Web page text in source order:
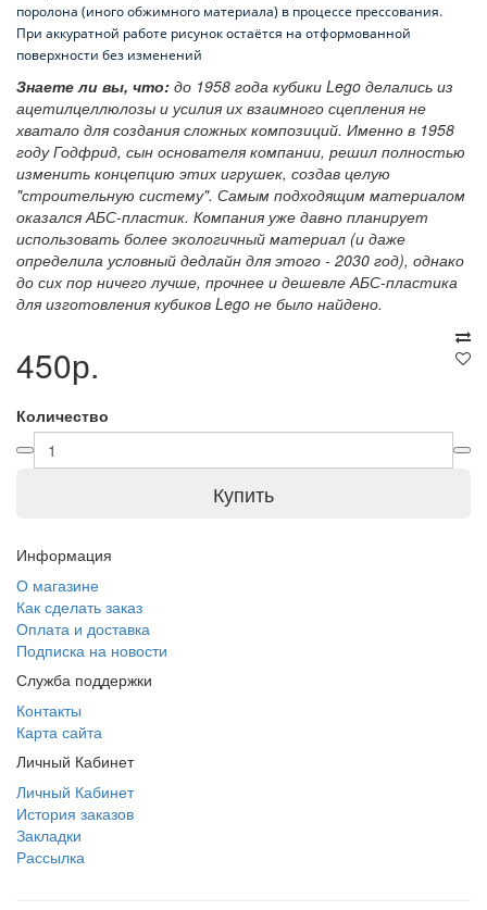
поролона (иного обжимного материала) в процессе прессования.
При аккуратной работе рисунок остаётся на отформованной
поверхности без изменений
Знаете ли вы, что: до 1958 года кубики Lego делались из
ацетилцеллюлозы и усилия их взаимного сцепления не
хватало для создания сложных композиций. Именно в 1958
году Годфрид, сын основателя компании, решил полностью
изменить концепцию этих игрушек, создав целую
"строительную систему". Самым подходящим материалом
оказался АБС-пластик. Компания уже давно планирует
использовать более экологичный материал (и даже
определила условный дедлайн для этого - 2030 год), однако
до сих пор ничего лучше, прочнее и дешевле АБС-пластика
для изготовления кубиков Lego не было найдено.
450р.
Количество
Купить
Информация
О магазине
Как сделать заказ
Оплата и доставка
Подписка на новости
Служба поддержки
Контакты
Карта сайта
Личный Кабинет
Личный Кабинет
История заказов
Закладки
Рассылка